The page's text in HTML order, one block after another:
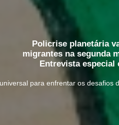
Policrise planetária
migrantes na segunda
Entrevista especial
para enfrentar os